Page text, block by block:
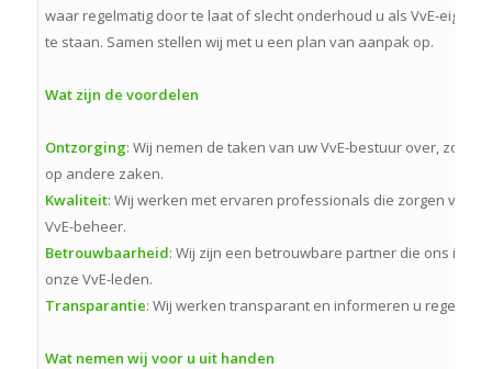
waar regelmatig door te laat of slecht onderhoud u als VvE-
te staan. Samen stellen wij met u een plan van aanpak op.
Wat zijn de voordelen
Ontzorging: Wij nemen de taken van uw VvE-bestuur over, zodat
op andere zaken.
Kwaliteit: Wij werken met ervaren professionals die zorgen voor
VvE-beheer.
Betrouwbaarheid: Wij zijn een betrouwbare partner die ons
onze VvE-leden.
Transparantie: Wij werken transparant en informeren u
Wat nemen wij voor u uit handen